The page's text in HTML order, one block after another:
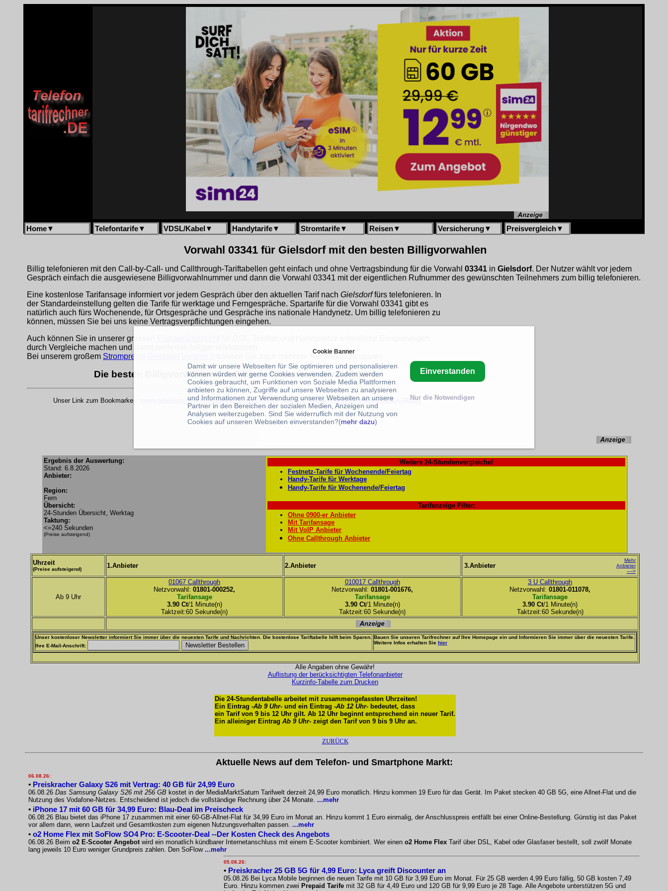
Home▼ Telefontarife▼ VDSL/Kabel ▼ Handytarife▼ Stromtarife▼ Reisen▼ Versicherung▼ Preisvergleich▼
Vorwahl 03341 für Gielsdorf mit den besten Billigvorwahlen
Billig telefonieren mit den Call-by-Call- und Callthrough-Tariftabellen geht einfach und ohne Vertragsbindung für die Vorwahl 03341 in Gielsdorf. Der Nutzer wählt vor jedem
Gespräch einfach die ausgewiesene Billigvorwahlnummer und dann die Vorwahl 03341 mit der eigentlichen Rufnummer des gewünschten Teilnehmers zum billig telefonieren.
Eine kostenlose Tarifansage informiert vor jedem Gespräch über den aktuellen Tarif nach Gielsdorffürs telefonieren. In
der Standardeinstellung gelten die Tarife für werktage und Ferngespräche. Spartarife für die Vorwahl 03341 gibt es
natürlich auch fürs Wochenende, für Ortsgespräche und Gespräche ins nationale Handynetz. Um billig telefonieren zu
können, müssen Sie bei uns keine Vertragsverpflichtungen eingehen.
Auch können Sie in unserer grossen
durch Vergleiche machen und damit weiterhin billiger telefonieren.
Bei unserem großem Strompreise Gielsdorf Vergleich können Sie auch mehrere Hundert Euro sparen
Die besten Billigvorwahlen für Gielsdorf mit der Vorwahl 03341:
Unser Link zum Bookmarken: www.telefontarifrechner.de/telefontarife/Calltrough-24 Stunden-Tabelle-Werktag-1Min-3Rang
Ergebnis der Auswertung:
Stand: 6.8.2026
Anbieter:
Region:
Fern
Übersicht:
24-Stunden Übersicht, Werktag
Taktung:
<=240 Sekunden
(Preise aufsteigend)
Weitere 24-Stundenvergleiche!
Festnetz-Tarife für Wochenende/Feiertag
Handy-Tarife für Werktage
Handy-Tarife für Wochenende/Feiertag
Tarifanzeige Filter:
Ohne 0900-er Anbieter
Mit Tarifansage
Mit VoIP Anbieter
Ohne Callthrough Anbieter
Uhrzeit
(Preise aufsteigend) 1.Anbieter 2.Anbieter 3.Anbieter
Mehr
Anbieter
---->
Ab 9 Uhr
01067 Callthrough
Netzvorwahl: 01801-000252,
Tarifansage
3.90 Ct/1 Minute(n)
Taktzeit:60 Sekunde(n)
010017 Callthrough
Netzvorwahl: 01801-001676,
Tarifansage
3.90 Ct/1 Minute(n)
Taktzeit:60 Sekunde(n)
3 U Callthrough
Netzvorwahl: 01801-011078,
Tarifansage
3.90 Ct/1 Minute(n)
Taktzeit:60 Sekunde(n)
Unser kostenloser Newsletter informiert Sie immer über die neuesten Tarife und Nachrichten. Die kostenlose Tariftabelle hilft beim Sparen.
Ihre E-Mail-Anschrift:
Bauen Sie unseren Tarifrechner auf Ihre Homepage ein und Informieren Sie immer über die neuesten Tarife.
Weitere Infos erhalten Sie hier
Alle Angaben ohne Gewähr!
Auflistung der berücksichtigten Telefonanbieter
Kurzinfo-Tabelle zum Drucken
Die 24-Stundentabelle arbeitet mit zusammengefassten Uhrzeiten!
Ein Eintrag -Ab 9 Uhr- und ein Eintrag -Ab 12 Uhr- bedeutet, dass
ein Tarif von 9 bis 12 Uhr gilt. Ab 12 Uhr beginnt entsprechend ein neuer Tarif.
Ein alleiniger Eintrag Ab 9 Uhr- zeigt den Tarif von 9 bis 9 Uhr an.
ZURÜCK
Aktuelle News auf dem Telefon- und Smartphone Markt:
06.08.26:
• Preiskracher Galaxy S26 mit Vertrag: 40 GB für 24,99 Euro
06.08.26 Das Samsung Galaxy S26 mit 256 GB kostet in der MediaMarktSaturn Tarifwelt derzeit 24,99 Euro monatlich. Hinzu kommen 19 Euro für das Gerät. Im Paket stecken 40 GB 5G, eine Allnet-Flat und die
Nutzung des Vodafone-Netzes. Entscheidend ist jedoch die vollständige Rechnung über 24 Monate. ...mehr
• iPhone 17 mit 60 GB für 34,99 Euro: Blau-Deal im Preischeck
06.08.26 Blau bietet das iPhone 17 zusammen mit einer 60-GB-Allnet-Flat für 34,99 Euro im Monat an. Hinzu kommt 1 Euro einmalig, der Anschlusspreis entfällt bei einer Online-Bestellung. Günstig ist das Paket
vor allem dann, wenn Laufzeit und Gesamtkosten zum eigenen Nutzungsverhalten passen. ...mehr
• o2 Home Flex mit SoFlow SO4 Pro: E-Scooter-Deal --Der Kosten Check des Angebots
06.08.26 Beim o2 E-Scooter Angebotwird ein monatlich kündbarer Internetanschluss mit einem E-Scooter kombiniert. Wer einen o2 Home Flex Tarif über DSL, Kabel oder Glasfaser bestellt, soll zwölf Monate
lang jeweils 10 Euro weniger Grundpreis zahlen. Den SoFlow ...mehr
05.08.26:
• Preiskracher 25 GB 5G für 4,99 Euro: Lyca greift Discounter an
05.08.26 Bei Lyca Mobile beginnen die neuen Tarife mit 10 GB für 3,99 Euro im Monat. Für 25 GB werden 4,99 Euro fällig, 50 GB kosten 7,49
Euro. Hinzu kommen zwei Prepaid Tarife mit 32 GB für 4,49 Euro und 120 GB für 9,99 Euro je 28 Tage. Alle Angebote unterstützen 5G und
Cookie Banner
Damit wir unsere Webseiten für Sie optimieren und personalisieren
können würden wir gerne Cookies verwenden. Zudem werden
Cookies gebraucht, um Funktionen von Soziale Media Plattformen
anbieten zu können, Zugriffe auf unsere Webseiten zu analysieren
und Informationen zur Verwendung unserer Webseiten an unsere
Partner in den Bereichen der sozialen Medien, Anzeigen und
Analysen weiterzugeben. Sind Sie widerruflich mit der Nutzung von
Cookies auf unseren Webseiten einverstanden?(mehr dazu)
Einverstanden
Nur die Notwendigen